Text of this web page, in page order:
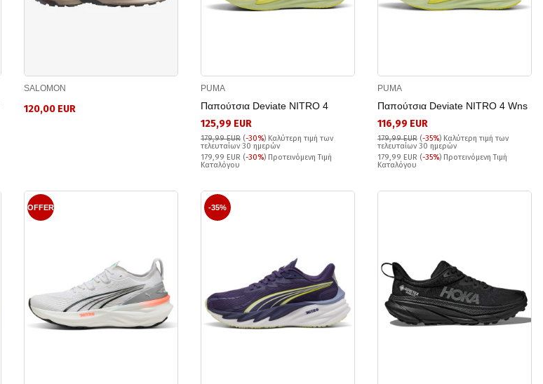
SALOMON
120,00 EUR
PUMA
Παπούτσια Deviate NITRO 4
125,99 EUR
179,99 EUR (-30%) Καλύτερη τιμή των
τελευταίων 30 ημερών
179,99 EUR (-30%) Προτεινόμενη Τιμή
Καταλόγου
PUMA
Παπούτσια Deviate NITRO 4 Wns
116,99 EUR
179,99 EUR (-35%) Καλύτερη τιμή των
τελευταίων 30 ημερών
179,99 EUR (-35%) Προτεινόμενη Τιμή
Καταλόγου
OFFER -35%